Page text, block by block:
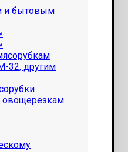
и бытовым
32, другим